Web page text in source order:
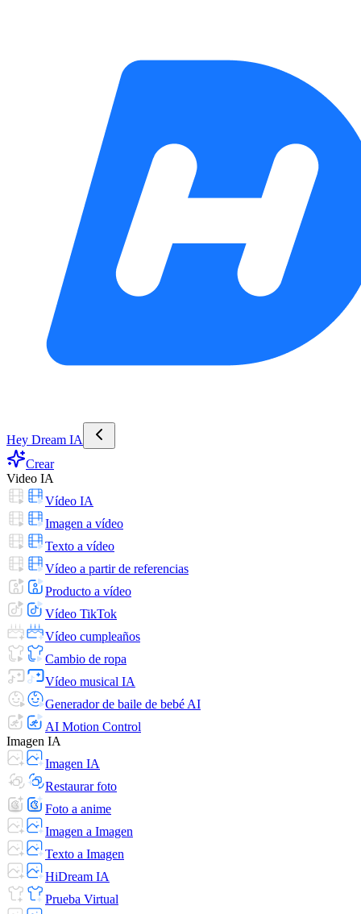
Hey Dream IA
Crear
Video IA
Vídeo IA
Imagen a vídeo
Texto a vídeo
Vídeo a partir de referencias
Producto a vídeo
Vídeo TikTok
Vídeo cumpleaños
Cambio de ropa
Vídeo musical IA
Generador de baile de bebé AI
AI Motion Control
Imagen IA
Imagen IA
Restaurar foto
Foto a anime
Imagen a Imagen
Texto a Imagen
HiDream IA
Prueba Virtual